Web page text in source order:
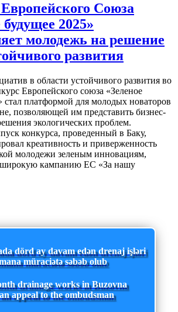
Союза
будущее 2025»
молодежь на решение
развития
в области устойчивого развития во
Европейского союза «Зеленое
стал платформой для молодых новаторов
позволяющей им представить бизнес-
экологических проблем.
конкурса, проведенный в Баку,
креативность и приверженность
молодежи зеленым инновациям,
широкую кампанию ЕС «За нашу
dörd ay davam edən drenaj işləri
müraciətə səbəb olub
drainage works in Buzovna
appeal to the ombudsman